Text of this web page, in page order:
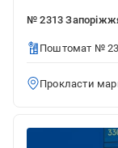
№ 2313
Поштомат №
Прокласти